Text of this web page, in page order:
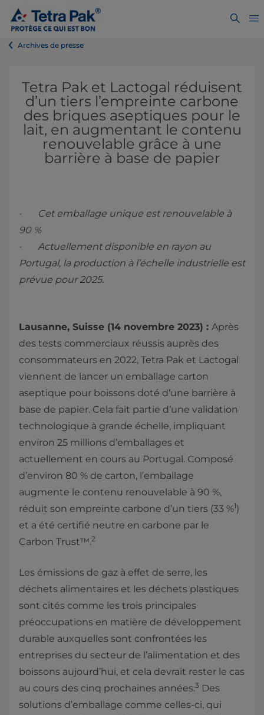
Archives de presse
Tetra Pak et Lactogal réduisent
d’un tiers l’empreinte carbone
des briques aseptiques pour le
lait, en augmentant le contenu
renouvelable grâce à une
barrière à base de papier
· Cet emballage unique est renouvelable à
90 %
· Actuellement disponible en rayon au
Portugal, la production à l’échelle industrielle est
prévue pour 2025.
Lausanne, Suisse (14 novembre 2023) : Après
des tests commerciaux réussis auprès des
consommateurs en 2022, Tetra Pak et Lactogal
viennent de lancer un emballage carton
aseptique pour boissons doté d’une barrière à
base de papier. Cela fait partie d’une validation
technologique à grande échelle, impliquant
environ 25 millions d’emballages et
actuellement en cours au Portugal. Composé
d’environ 80 % de carton, l’emballage
augmente le contenu renouvelable à 90 %,
réduit son empreinte carbone d’un tiers (33 %1)
et a été certifié neutre en carbone par le
Carbon Trust™.2
Les émissions de gaz à effet de serre, les
déchets alimentaires et les déchets plastiques
sont cités comme les trois principales
préoccupations en matière de développement
durable auxquelles sont confrontées les
entreprises du secteur de l’alimentation et des
boissons aujourd’hui, et cela devrait rester le cas
au cours des cinq prochaines années.3 Des
solutions d’emballage comme celles-ci, qui